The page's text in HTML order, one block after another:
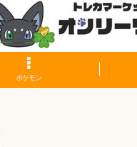
ポケモン